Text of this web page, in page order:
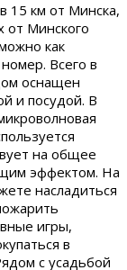
15 км от Минска,
от Минского
как
Всего в
оснащен
и посудой. В
на общее
эффектом. На
насладиться
игры,
в
с усадьбой